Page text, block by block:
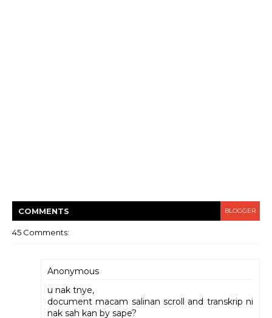
COMMENTS BLOGGER
45 Comments:
Anonymous
u nak tnye,
document macam salinan scroll and transkrip ni
nak sah kan by sape?